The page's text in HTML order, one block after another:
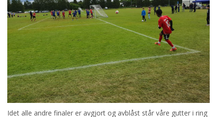
Idet alle andre finaler er avgjort og avblåst står våre gutter i ring